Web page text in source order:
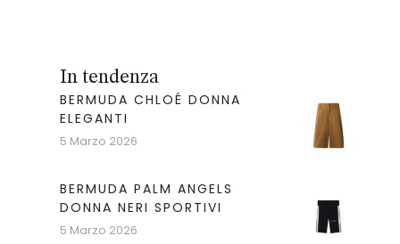
In tendenza
BERMUDA CHLOÉ DONNA
ELEGANTI
5 Marzo 2026
BERMUDA PALM ANGELS
DONNA NERI SPORTIVI
5 Marzo 2026